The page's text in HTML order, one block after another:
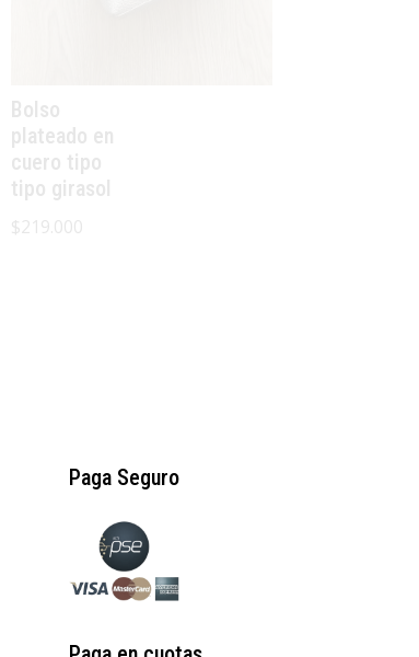
Bolso
plateado en
cuero tipo
tipo girasol
$219.000
Paga Seguro